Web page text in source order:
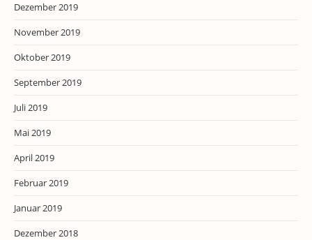
Dezember 2019
November 2019
Oktober 2019
September 2019
Juli 2019
Mai 2019
April 2019
Februar 2019
Januar 2019
Dezember 2018